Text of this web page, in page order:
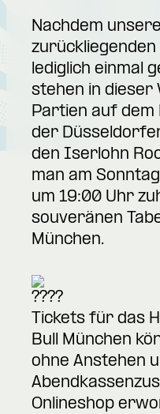
Nachdem
zurückliegenden
lediglich einmal
stehen in dieser
Partien auf dem
der
den Iserlohn
man am
um 19:00 Uhr
souveränen
München.
Tickets für das
Bull München
ohne Anstehen
Onlineshop